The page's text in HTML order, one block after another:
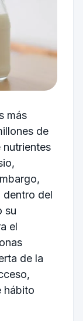
más
de
nutrientes
dentro del
su
el
de la
hábito